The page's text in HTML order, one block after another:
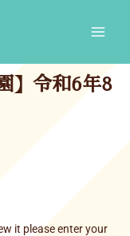
】令和6年8
it please enter your